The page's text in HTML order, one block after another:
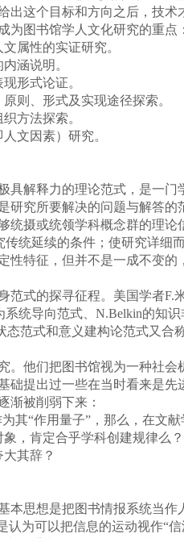
这个目标和方向之后，技术
图书馆学人文化研究的重点：
属性的实证研究。
涵说明。
形式论证。
则、形式及实现途径探索。
方法探索。
文因素）研究。
释力的理论范式，是一门
究所要解决的问题与解答
摄或统领学科概念群的理
统延续的条件；使研究详
特征，但并不是一成不变
的探寻征程。美国学者F.
统导向范式、N.Belkin的知识
态范式和意义建构论范式又合
他们把图书馆视为一种社会
提出过一些在当时看来是
渐被削弱下来：
“作用量子”，那么，在文献
，肯定合乎学科创建规律么？
其辞？
思想是把图书情报系统当作
认为可以把信息的运动视作